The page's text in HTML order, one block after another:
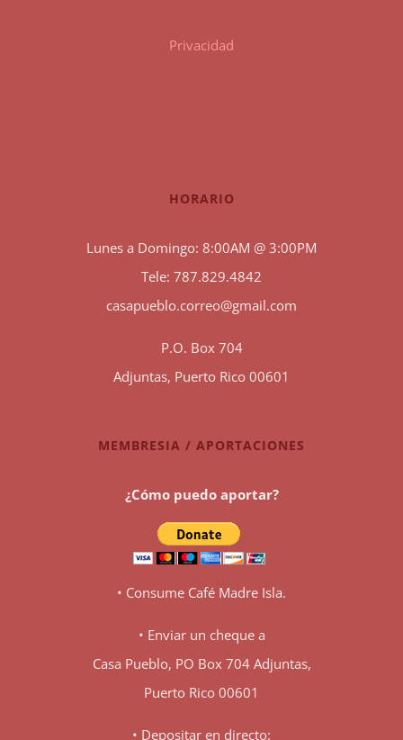
Privacidad
HORARIO
Lunes a Domingo: 8:00AM @ 3:00PM
Tele: 787.829.4842
casapueblo.correo@gmail.com
P.O. Box 704
Adjuntas, Puerto Rico 00601
MEMBRESIA / APORTACIONES
¿Cómo puedo aportar?
• Consume Café Madre Isla.
• Enviar un cheque a
Casa Pueblo, PO Box 704 Adjuntas,
Puerto Rico 00601
• Depositar en directo: